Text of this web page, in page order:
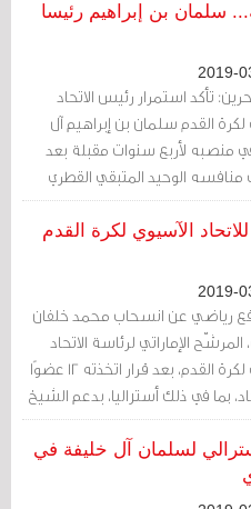
سلمان بن إبراهيم رئيسا
تأكد استمرار رئيس الاتحاد
لكرة القدم سلمان بن إبراهيم آل
منصبه لأربع سنوات مقبلة بعد
الوحيد المتبقي القطري
اليوم الخميس.
الآسيوي لكرة القدم
رياضي عن انسحاب محمد خلفان
المرشّح الإماراتي لرئاسة الاتحاد
الآسيوي لكرة القدم، بعد قرار اتخذته 12 عضوًا
بما في ذلك أستراليا، بدعم الشيخ
إبراهيم آل خليفة علنًا.
لسلمان آل خليفة في